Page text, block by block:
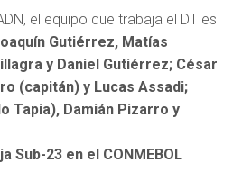
el equipo que trabaja el DT es
Gutiérrez, Matías
y Daniel Gutiérrez; César
(capitán) y Lucas Assadi;
Tapia), Damián Pizarro y